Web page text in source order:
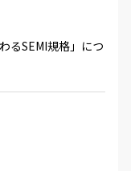
るSEMI規格」につ